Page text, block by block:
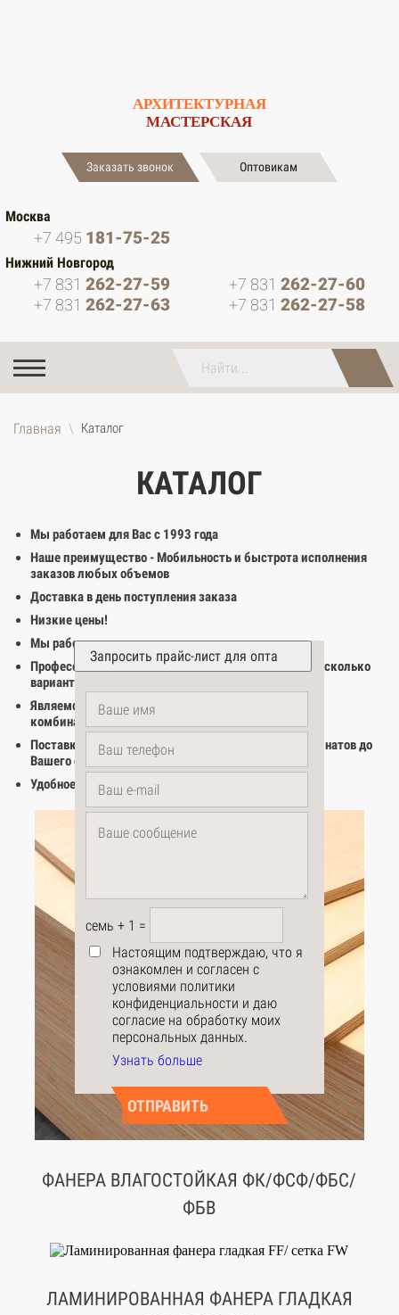
АРХИТЕКТУРНАЯ
МАСТЕРСКАЯ
Москва
+7 495 181-75-25
Нижний Новгород
+7 831262-27-59 +7 831 262-27-60
+7 831262-27-63 +7 831 262-27-58
Заказать звонок Оптовикам
Главная Каталог
КАТАЛОГ
Мы работаем для Вас с 1993 года
Наше преимущество - Мобильность и быстрота исполнения
заказов любых объемов
Доставка в день поступления заказа
Низкие цены!
Мы работаем напрямую с производителями
Профессиональные менеджеры подберут для Вас несколько
вариантов необходимых материалов
Являемся представителями нескольких фанерных
комбинатов в ПФО. Дилеры комбината Талион
Поставки оптом Фанеры и OSB-3 транзитом с комбинатов до
Вашего склада в кратчайшие сроки
Удобное расположение склада!
ФАНЕРА ВЛАГОСТОЙКАЯ ФК/ФСФ/ФБС/
ФБВ
ЛАМИНИРОВАННАЯ ФАНЕРА ГЛАДКАЯ
ceмь + 1 =
Настоящим подтверждаю, что я
ознакомлен и согласен с
персональных данных.
Узнать больше
ceмь + 1 =
Настоящим подтверждаю, что я
ознакомлен и согласен с
условиями политики
конфиденциальности и даю
согласие на обработку моих
персональных данных.
Узнать больше